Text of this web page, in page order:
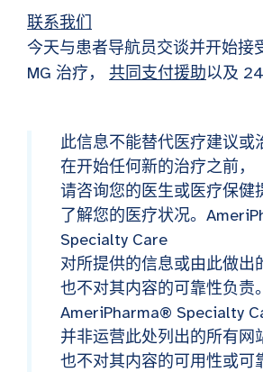
联系我们
今天与患者导航员交谈并开始接
MG 治疗， 共同支付援助以及
此信息不能替代医疗建议或
在开始任何新的治疗之前，
请咨询您的医生或医疗保健
了解您的医疗状况。
Specialty Care
对所提供的信息或由此做
也不对其内容的可靠性负责。
AmeriPharma® Specialty
并非运营此处列出的所有网
也不对其内容的可用性或可